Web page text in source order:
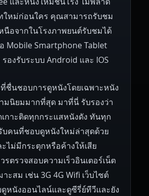
1930 1928 1916
Brazil Turkey
ใหม่ก่อนใคร คุณสามารถรับชม
นือจากในโรงภาพยนต์รับชมได้
Mobile Smartphone Tablet
องรับระบบ Android และ IOS
ชื่นชอบการดูหนังโดยเฉพาะหนัง
มนิยมมากที่สุด มาที่นี่ รับรองว่า
กาะติดทุกกระแสหนังดัง ทันทุก
บคนที่ชอบดูหนังใหม่ล่าสุดด้วย
ไม่มีกระตุกหรือค้างให้เสีย
ตรวจสอบความเร็วอินเตอร์เน็ต
ะสม เช่น 3G 4G Wifi เว็บไซต์
ดูหนังออนไลน์และดูซีรี่ย์ทีวีและยัง